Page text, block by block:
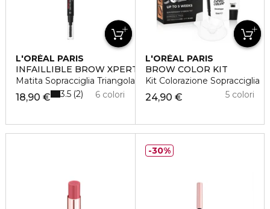
L'ORÉAL PARIS
INFAILLIBLE BROW XPERT
Matita Sopracciglia Triangolare Riempitiva
18,90 € 6 colori
3.5 2
L'ORÉAL PARIS
BROW COLOR KIT
Kit Colorazione Sopracciglia
24,90 € 5 colori
30%